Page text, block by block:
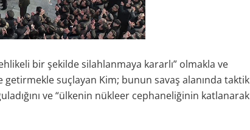
bir şekilde silahlanmaya kararlı” olmakla ve
getirmekle suçlayan Kim; bunun savaş alanında taktik
ve “ülkenin nükleer cephaneliğinin katlanarak